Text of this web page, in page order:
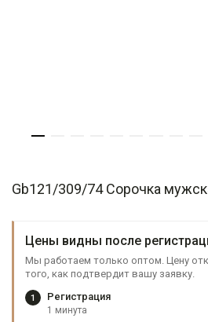
Gb121/309/74 Сорочка
Цены видны после
Мы работаем только оптом. Цену
того, как подтвердит вашу заявку.
1 Регистрация
1 минута